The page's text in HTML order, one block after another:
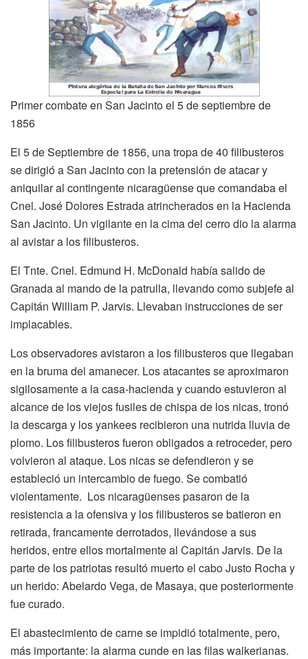
Primer combate en San Jacinto el 5 de septiembre de
1856
El 5 de Septiembre de 1856, una tropa de 40 filibusteros
se dirigió a San Jacinto con la pretensión de atacar y
aniquilar al contingente nicaragüense que comandaba el
Cnel. José Dolores Estrada atrincherados en la Hacienda
San Jacinto. Un vigilante en la cima del cerro dio la alarma
al avistar a los filibusteros.
El Tnte. Cnel. Edmund H. McDonald había salido de
Granada al mando de la patrulla, llevando como subjefe al
Capitán William P. Jarvis. Llevaban instrucciones de ser
implacables.
Los observadores avistaron a los filibusteros que llegaban
en la bruma del amanecer. Los atacantes se aproximaron
sigilosamente a la casa-hacienda y cuando estuvieron al
alcance de los viejos fusiles de chispa de los nicas, tronó
la descarga y los yankees recibieron una nutrida lluvia de
plomo. Los filibusteros fueron obligados a retroceder, pero
volvieron al ataque. Los nicas se defendieron y se
estableció un intercambio de fuego. Se combatió
violentamente. Los nicaragüenses pasaron de la
resistencia a la ofensiva y los filibusteros se batieron en
retirada, francamente derrotados, llevándose a sus
heridos, entre ellos mortalmente al Capitán Jarvis. De la
parte de los patriotas resultó muerto el cabo Justo Rocha y
un herido: Abelardo Vega, de Masaya, que posteriormente
fue curado.
El abastecimiento de carne se impidió totalmente, pero,
más importante: la alarma cunde en las filas walkerianas.